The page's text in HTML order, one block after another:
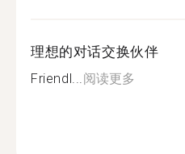
理想的对话交换伙伴
Friendl... 阅读更多